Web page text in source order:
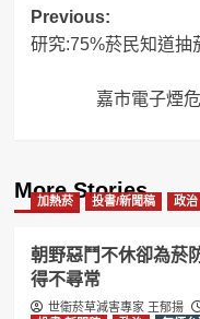
Post
navigation
Previous:
研究:75%菸民知道抽
嘉市電子煙
More Stories
加熱菸 投書/新聞稿 政治
朝野惡鬥不休卻為菸
得不尋常
世衛菸草減害專家 王郁揚